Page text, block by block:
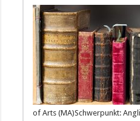
of Arts (MA)Schwerpunkt: